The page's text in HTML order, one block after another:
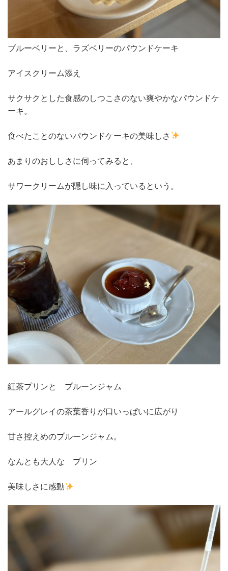
ブルーベリーと、ラズベリーのパウンドケーキ
アイスクリーム添え
サクサクとした食感のしつこさのない爽やかなパウンドケ
ーキ。
食べたことのないパウンドケーキの美味しさ
あまりのおししさに伺ってみると、
サワークリームが隠し味に入っているという。
紅茶プリンと プルーンジャム
アールグレイの茶葉香りが口いっぱいに広がり
甘さ控えめのプルーンジャム。
なんとも大人な プリン
美味しさに感動